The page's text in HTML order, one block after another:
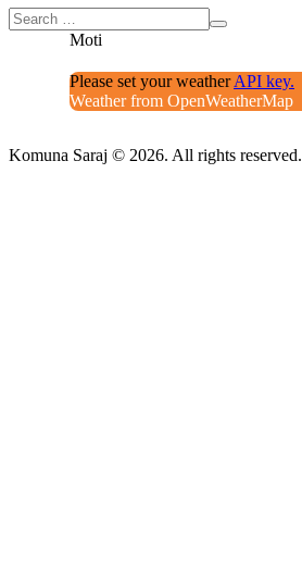
Moti
Please set your weatherAPI key.
Weather from OpenWeatherMap
Komuna Saraj © 2026. All rights reserved.